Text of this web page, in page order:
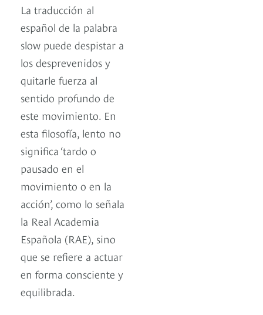
La traducción al
español de la palabra
slow puede despistar a
los desprevenidos y
quitarle fuerza al
sentido profundo de
este movimiento. En
esta filosofía, lento no
significa ‘tardo o
pausado en el
movimiento o en la
acción’, como lo señala
la Real Academia
Española (RAE), sino
que se refiere a actuar
en forma consciente y
equilibrada.